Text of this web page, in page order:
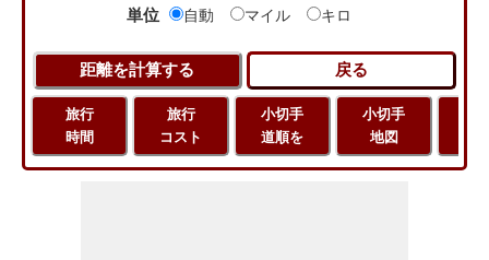
単位 自動 マイル キロ
旅行
時間
旅行
コスト
小切手
道順を
小切手
地図